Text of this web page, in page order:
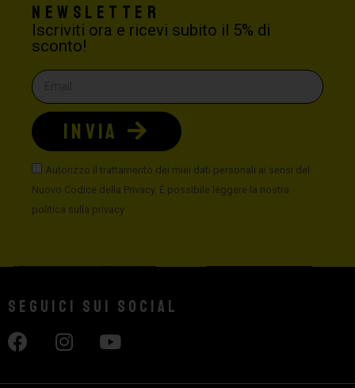
Newsletter
Iscriviti ora e ricevi subito il 5% di
sconto!
Autorizzo il trattamento dei miei dati personali ai sensi del
Nuovo Codice della Privacy. È possibile leggere la nostra
politica sulla privacy
INVIA
Seguici sui social